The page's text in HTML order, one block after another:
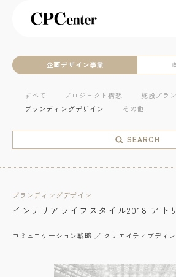
企画デザイン事業
すべて プロジェクト構想
施設プラ
ブランディングデザイン
その他
SEARCH
ブランディングデザイン
インテリアライフスタイル2018 アト
コミュニケーション戦略 ／ クリエイティブディ